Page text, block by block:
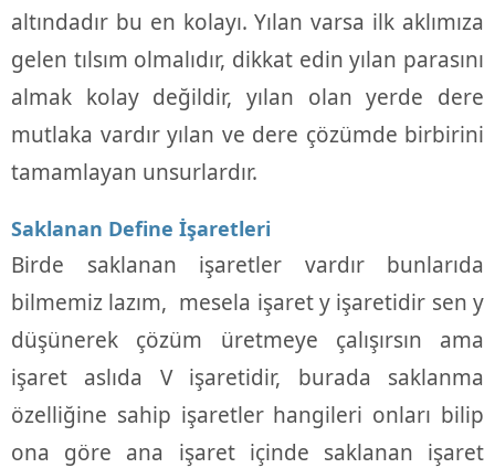
altındadır bu en kolayı. Yılan varsa ilk aklımıza
gelen tılsım olmalıdır, dikkat edin yılan parasını
almak kolay değildir, yılan olan yerde dere
mutlaka vardır yılan ve dere çözümde birbirini
tamamlayan unsurlardır.
Saklanan Define İşaretleri
Birde saklanan işaretler vardır bunlarıda
bilmemiz lazım, mesela işaret y işaretidir sen y
düşünerek çözüm üretmeye çalışırsın ama
işaret aslıda V işaretidir, burada saklanma
özelliğine sahip işaretler hangileri onları bilip
ona göre ana işaret içinde saklanan işaret